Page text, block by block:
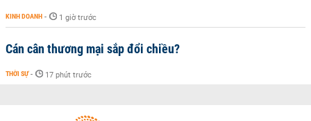
KINH DOANH - 1 giờ trước
Cán cân thương mại sắp đổi chiều?
THỜI SỰ - 17 phút trước